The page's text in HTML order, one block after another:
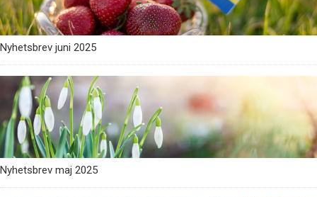
Nyhetsbrev juni 2025
Nyhetsbrev maj 2025